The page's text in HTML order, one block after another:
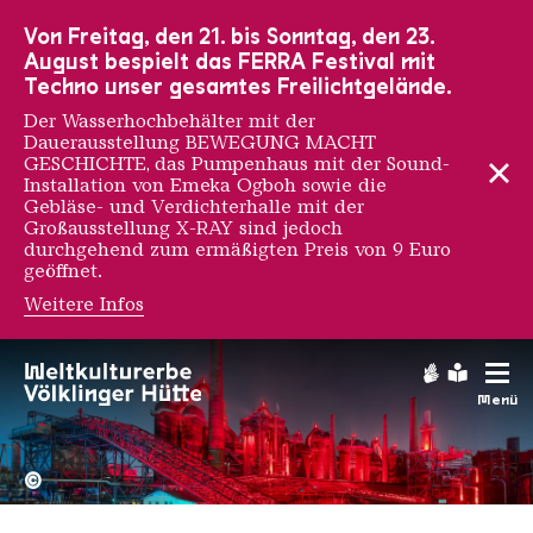
Menü
Hochofengruppe in Rot
Copyright:
©
Von Freitag, den 21. bis Sonntag, den 23.
August bespielt das FERRA Festival mit
Techno unser gesamtes Freilichtgelände.
Der Wasserhochbehälter mit der
Dauerausstellung BEWEGUNG MACHT
GESCHICHTE, das Pumpenhaus mit der Sound-
Installation von Emeka Ogboh sowie die
Gebläse- und Verdichterhalle mit der
Großausstellung X-RAY sind jedoch
durchgehend zum ermäßigten Preis von 9 Euro
geöffnet.
Weitere Infos